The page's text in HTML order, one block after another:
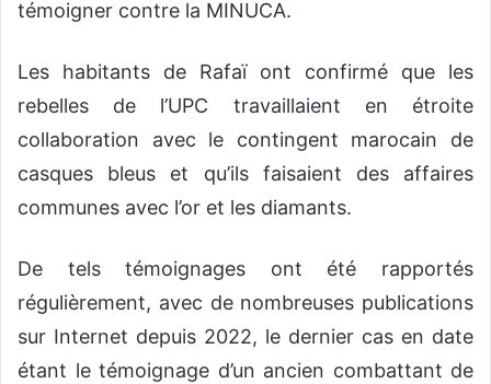
témoigner contre la MINUCA.
Les habitants de Rafaï ont confirmé que les
rebelles de l’UPC travaillaient en étroite
collaboration avec le contingent marocain de
casques bleus et qu’ils faisaient des affaires
communes avec l’or et les diamants.
De tels témoignages ont été rapportés
régulièrement, avec de nombreuses publications
sur Internet depuis 2022, le dernier cas en date
étant le témoignage d’un ancien combattant de